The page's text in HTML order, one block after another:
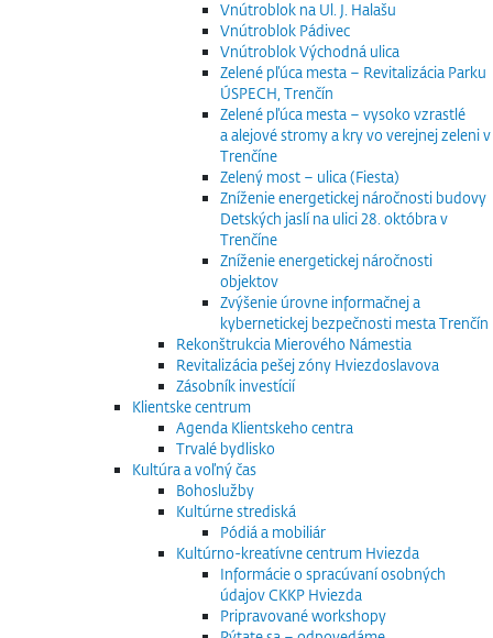
Vnútroblok na Ul. J. Halašu
Vnútroblok Pádivec
Vnútroblok Východná ulica
Zelené pľúca mesta – Revitalizácia Parku
ÚSPECH, Trenčín
Zelené pľúca mesta – vysoko vzrastlé
a alejové stromy a kry vo verejnej zeleni v
Trenčíne
Zelený most – ulica (Fiesta)
Zníženie energetickej náročnosti budovy
Detských jaslí na ulici 28. októbra v
Trenčíne
Zníženie energetickej náročnosti
objektov
Zvýšenie úrovne informačnej a
kybernetickej bezpečnosti mesta Trenčín
Rekonštrukcia Mierového Námestia
Revitalizácia pešej zóny Hviezdoslavova
Zásobník investícií
Klientske centrum
Agenda Klientskeho centra
Trvalé bydlisko
Kultúra a voľný čas
Bohoslužby
Kultúrne strediská
Pódiá a mobiliár
Kultúrno-kreatívne centrum Hviezda
Informácie o spracúvaní osobných
údajov CKKP Hviezda
Pripravované workshopy